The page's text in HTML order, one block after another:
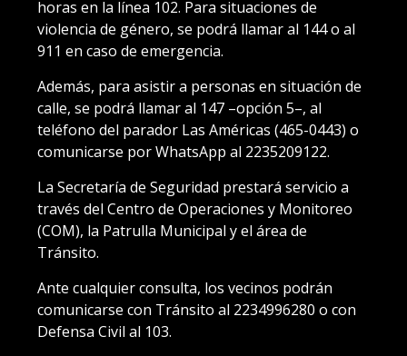
horas en la línea 102. Para situaciones de
violencia de género, se podrá llamar al 144 o al
911 en caso de emergencia.
Además, para asistir a personas en situación de
calle, se podrá llamar al 147 –opción 5–, al
teléfono del parador Las Américas (465-0443) o
comunicarse por WhatsApp al 2235209122.
La Secretaría de Seguridad prestará servicio a
través del Centro de Operaciones y Monitoreo
(COM), la Patrulla Municipal y el área de
Tránsito.
Ante cualquier consulta, los vecinos podrán
comunicarse con Tránsito al 2234996280 o con
Defensa Civil al 103.